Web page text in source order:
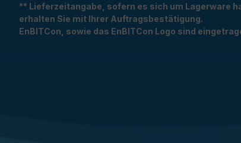
** Lieferzeitangabe, sofern es sich um Lagerware
erhalten Sie mit Ihrer Auftragsbestätigung.
EnBITCon, sowie das EnBITCon Logo sind